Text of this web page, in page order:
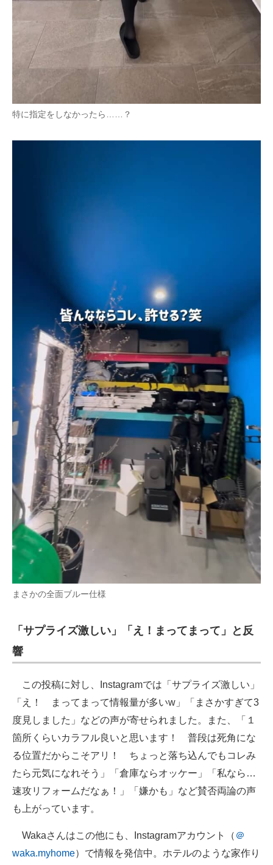
特に指定をしなかったら……？
まさかの全面ブルー仕様
「サプライズ激しい」「え！まってまって」と反
響
この投稿に対し、Instagramでは「サプライズ激しい」
「え！ まってまって情報量が多いw」「まさかすぎて3
度見しました」などの声が寄せられました。また、「１
箇所くらいカラフル良いと思います！ 普段は死角にな
る位置だからこそアリ！ ちょっと落ち込んでもコレみ
たら元気になれそう」「倉庫ならオッケー」「私なら…
速攻リフォームだなぁ！」「嫌かも」など賛否両論の声
も上がっています。
Wakaさんはこの他にも、Instagramアカウント（ ＠
waka.myhome）で情報を発信中。ホテルのような家作り